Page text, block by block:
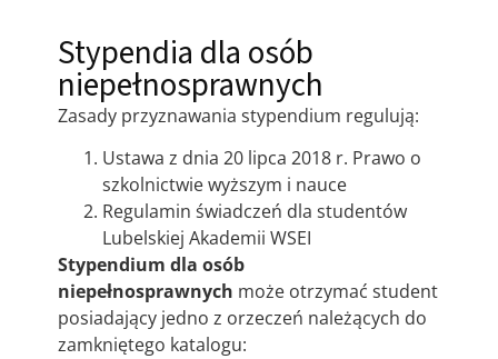
Stypendia dla osób
niepełnosprawnych
Zasady przyznawania stypendium regulują:
Ustawa z dnia 20 lipca 2018 r. Prawo o
szkolnictwie wyższym i nauce
Regulamin świadczeń dla studentów
Lubelskiej Akademii WSEI
Stypendium dla osób
niepełnosprawnych może otrzymać student
posiadający jedno z orzeczeń należących do
zamkniętego katalogu: